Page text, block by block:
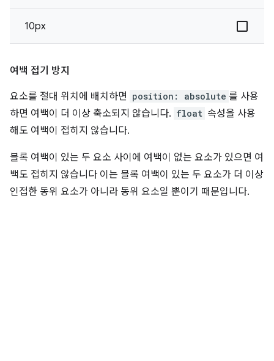
10px
여백 접기 방지
요소를 절대 위치에 배치하면 position: absolute 를 사용
하면 여백이 더 이상 축소되지 않습니다. float 속성을 사용
해도 여백이 접히지 않습니다.
블록 여백이 있는 두 요소 사이에 여백이 없는 요소가 있으면 여
백도 접히지 않습니다 이는 블록 여백이 있는 두 요소가 더 이상
인접한 동위 요소가 아니라 동위 요소일 뿐이기 때문입니다.